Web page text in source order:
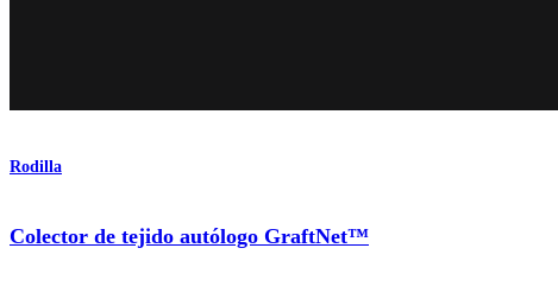
Rodilla
Colector de tejido autólogo GraftNet™